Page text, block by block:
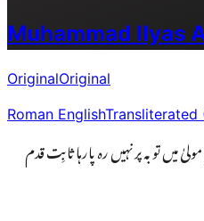
Muhammad Ilyas
OriginalOriginal
Roman EnglishTransliterated
توبہ پر نہیں رہ پارہا ثابِت قدم